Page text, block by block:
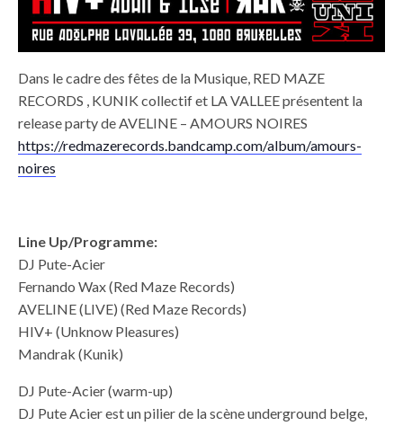
Dans le cadre des fêtes de la Musique, RED MAZE
RECORDS , KUNIK collectif et LA VALLEE présentent la
release party de AVELINE – AMOURS NOIRES
https://redmazerecords.bandcamp.com/album/amours-
noires
Line Up/Programme:
DJ Pute-Acier
Fernando Wax (Red Maze Records)
AVELINE (LIVE) (Red Maze Records)
HIV+ (Unknow Pleasures)
Mandrak (Kunik)
DJ Pute-Acier (warm-up)
DJ Pute Acier est un pilier de la scène underground belge,